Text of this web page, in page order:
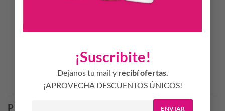
¡Suscribite!
Dejanos tu mail y recibí ofertas.
¡APROVECHA DESCUENTOS ÚNICOS!
ENVIAR
el brillo.
Productos Relacionados
PRODUCTOS RELACIONADOS